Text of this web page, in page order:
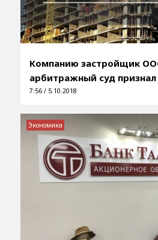
Компанию застройщик
арбитражный суд
7:56 / 5.10.2018
Экономика